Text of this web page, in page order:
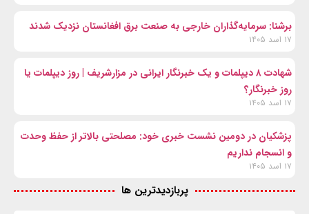
برشنا: سرمایه‌گذاران خارجی به صنعت برق افغانستان نزدیک شدند
۱۷ اسد ۱۴۰۵
شهادت ۸ دیپلمات و یک خبرنگار ایرانی در مزارشریف | روز دیپلمات یا
روز خبرنگار؟
۱۷ اسد ۱۴۰۵
پزشکیان در دومین نشست خبری خود: مصلحتی بالاتر از حفظ وحدت
و انسجام نداریم
۱۷ اسد ۱۴۰۵
پربازدیدترین ها